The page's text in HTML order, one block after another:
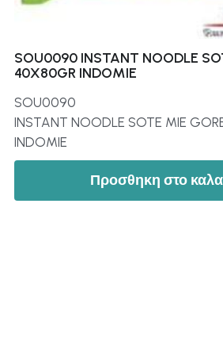
SOU0090 INSTANT NOODLE
40X80GR INDOMIE
SOU0090
INSTANT NOODLE SOTE MIE
INDOMIE
Προσθηκη στο